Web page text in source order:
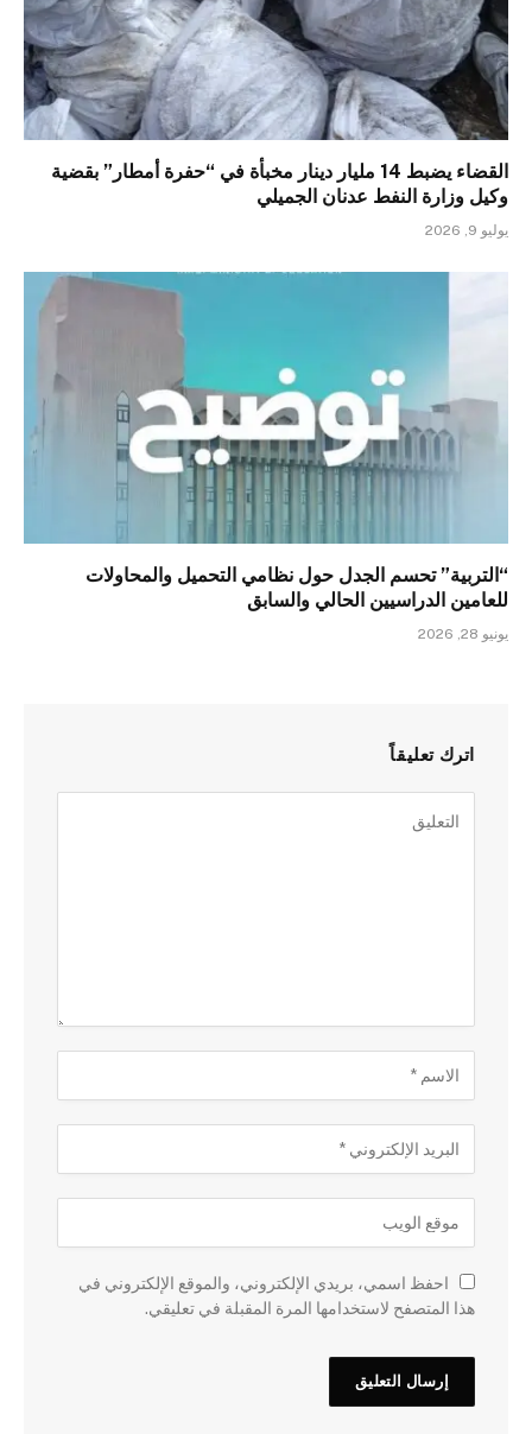
القضاء يضبط 14 مليار دينار مخبأة في “حفرة أمطار” بقضية
وكيل وزارة النفط عدنان الجميلي
يوليو 9, 2026
“التربية” تحسم الجدل حول نظامي التحميل والمحاولات
للعامين الدراسيين الحالي والسابق
يونيو 28, 2026
اترك تعليقاً
احفظ اسمي، بريدي الإلكتروني، والموقع الإلكتروني في
هذا المتصفح لاستخدامها المرة المقبلة في تعليقي.